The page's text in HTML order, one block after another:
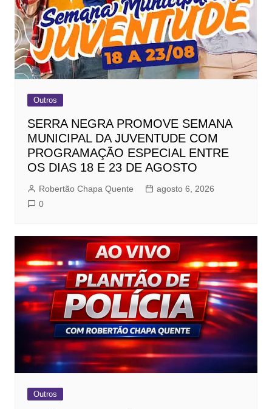
Outros
SERRA NEGRA PROMOVE SEMANA
MUNICIPAL DA JUVENTUDE COM
PROGRAMAÇÃO ESPECIAL ENTRE
OS DIAS 18 E 23 DE AGOSTO
Robertão Chapa Quente
agosto 6, 2026
0
Outros